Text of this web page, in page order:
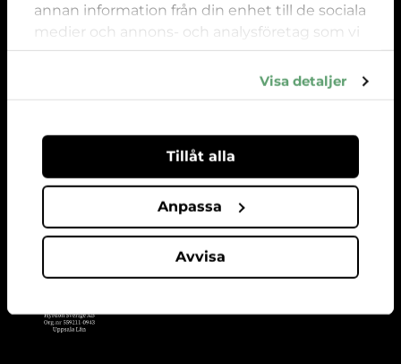
annan information från din enhet till de sociala
medier och annons- och analysföretag som vi
samarbetar med. Dessa kan i sin tur
kombinera informationen med annan
information som du har tillhandahållit eller
tjänster.
Visa detaljer
Tillåt alla
Anpassa
Avvisa
Följ oss